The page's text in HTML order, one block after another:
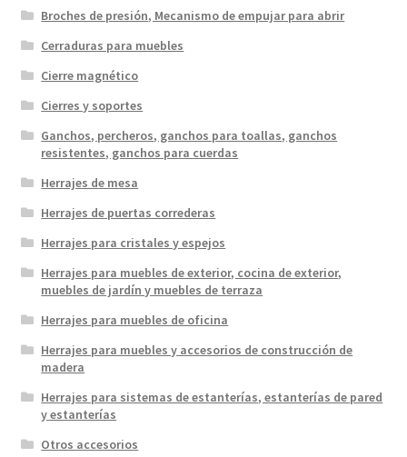
Broches de presión, Mecanismo de empujar para abrir
Cerraduras para muebles
Cierre magnético
Cierres y soportes
Ganchos, percheros, ganchos para toallas, ganchos
resistentes, ganchos para cuerdas
Herrajes de mesa
Herrajes de puertas correderas
Herrajes para cristales y espejos
Herrajes para muebles de exterior, cocina de exterior,
muebles de jardín y muebles de terraza
Herrajes para muebles de oficina
Herrajes para muebles y accesorios de construcción de
madera
Herrajes para sistemas de estanterías, estanterías de pared
y estanterías
Otros accesorios